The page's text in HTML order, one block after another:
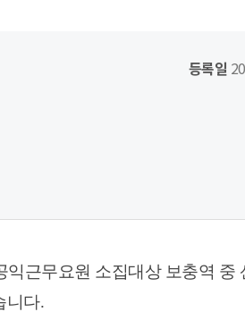
등록일
근무요원 소집대상 보충역 중
니다.